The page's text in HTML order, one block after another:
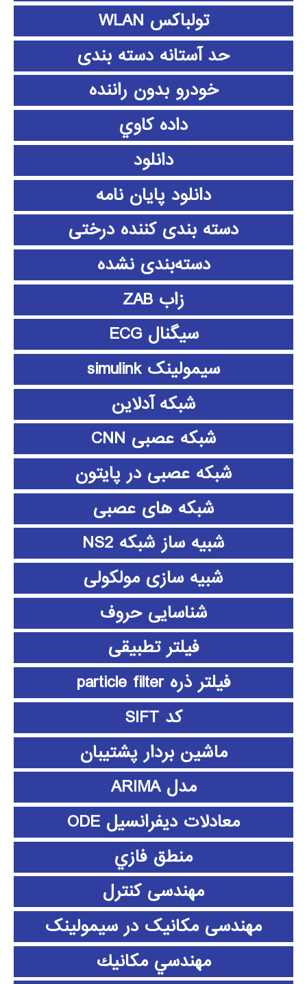
تولباکس WLAN
حد آستانه دسته بندی
خودرو بدون راننده
داده كاوي
دانلود
دانلود پايان نامه
دسته بندی کننده درختی
دسته‌بندی نشده
زاب ZAB
سیگنال ECG
سیمولینک simulink
شبکه آدلاین
شبکه عصبی CNN
شبکه عصبی در پایتون
شبکه های عصبی
شبیه ساز شبکه NS2
شبیه سازی مولکولی
شناسایی حروف
فیلتر تطبیقی
فیلتر ذره particle filter
کد SIFT
ماشین بردار پشتیبان
مدل ARIMA
معادلات دیفرانسیل ODE
منطق فازي
مهندسی کنترل
مهندسی مکانیک در سیمولینک
مهندسي مكانيك